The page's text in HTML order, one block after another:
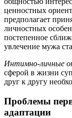
ценностных
предполагает
личностных
постепенное
увлечение мужа
Интимно-личные
сферой в жизни
друг к другу
Проблемы
адаптации